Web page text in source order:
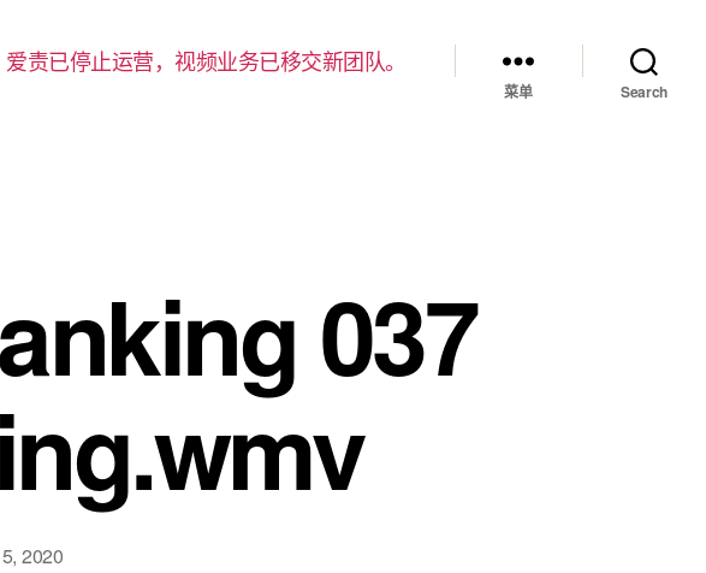
责已停止运营，视频业务已移交新团队。
菜单 Search
037
2020